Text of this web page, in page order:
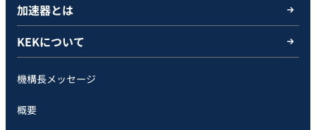
加速器とは
KEKについて
機構長メッセージ
概要